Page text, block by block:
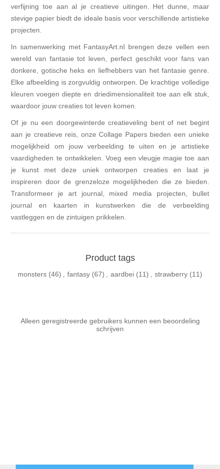
verfijning toe aan al je creatieve uitingen. Het dunne, maar
stevige papier biedt de ideale basis voor verschillende artistieke
projecten.
In samenwerking met FantasyArt.nl brengen deze vellen een
wereld van fantasie tot leven, perfect geschikt voor fans van
donkere, gotische heks en liefhebbers van het fantasie genre.
Elke afbeelding is zorgvuldig ontworpen. De krachtige volledige
kleuren voegen diepte en driedimensionaliteit toe aan elk stuk,
waardoor jouw creaties tot leven komen.
Of je nu een doorgewinterde creatieveling bent of net begint
aan je creatieve reis, onze Collage Papers bieden een unieke
mogelijkheid om jouw verbeelding te uiten en je artistieke
vaardigheden te ontwikkelen. Voeg een vleugje magie toe aan
je kunst met deze uniek ontworpen creaties en laat je
inspireren door de grenzeloze mogelijkheden die ze bieden.
Transformeer je art journal, mixed media projecten, bullet
journal en kaarten in kunstwerken die de verbeelding
vastleggen en de zintuigen prikkelen.
Product tags
monsters (46) , fantasy (67) , aardbei (11) , strawberry (11)
Alleen geregistreerde gebruikers kunnen een beoordeling
schrijven